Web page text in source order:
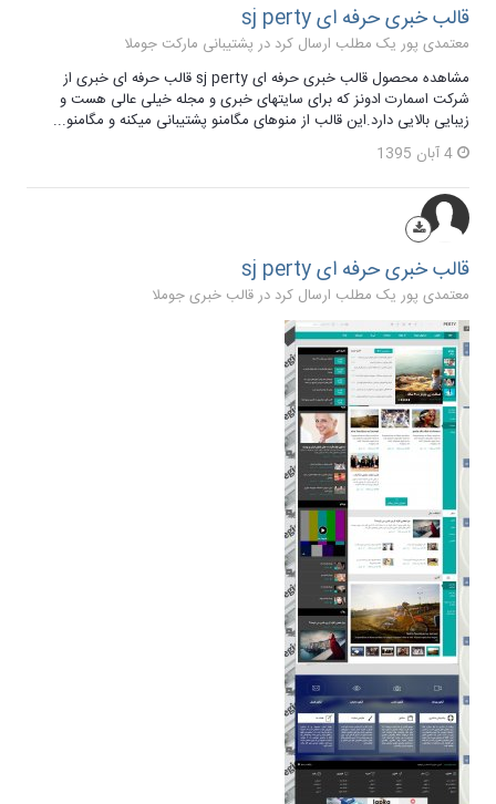
قالب خبری حرفه ای sj perty
معتمدی پور یک مطلب ارسال کرد در پشتیبانی مارکت جوملا
مشاهده محصول قالب خبری حرفه ای sj perty قالب حرفه ای خبری از
شرکت اسمارت ادونز که برای سایتهای خبری و مجله خیلی عالی هست و
زیبایی بالایی دارد.این قالب از منوهای مگامنو پشتیبانی میکنه و مگامنو...
4 آبان 1395
قالب خبری حرفه ای sj perty
معتمدی پور یک مطلب ارسال کرد درقالب خبری جوملا